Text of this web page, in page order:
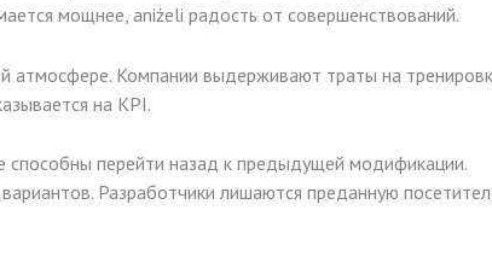
мощнее, aniżeli радость от совершенствований.
атмосфере. Компании выдерживают траты на
на KPI.
способны перейти назад к предыдущей модификации.
Разработчики лишаются преданную